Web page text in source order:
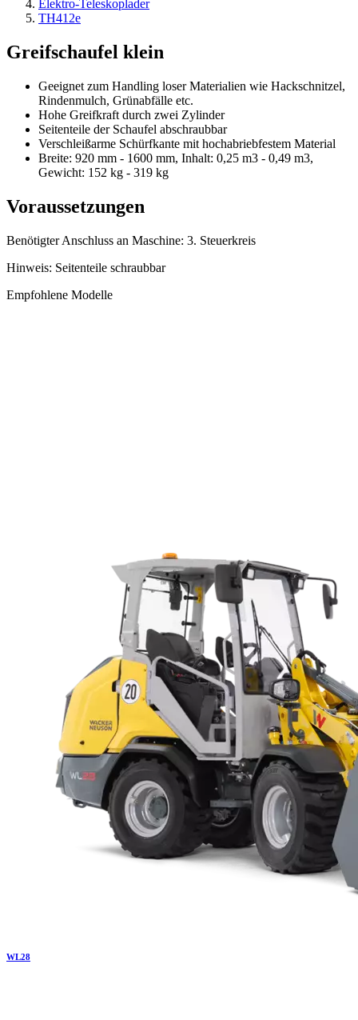
Elektro-Teleskoplader
TH412e
Greifschaufel klein
Geeignet zum Handling loser Materialien wie Hackschnitzel,
Rindenmulch, Grünabfälle etc.
Hohe Greifkraft durch zwei Zylinder
Seitenteile der Schaufel abschraubbar
Verschleißarme Schürfkante mit hochabriebfestem Material
Breite: 920 mm - 1600 mm, Inhalt: 0,25 m3 - 0,49 m3,
Gewicht: 152 kg - 319 kg
Voraussetzungen
Benötigter Anschluss an Maschine: 3. Steuerkreis
Hinweis: Seitenteile schraubbar
Empfohlene Modelle
WL28